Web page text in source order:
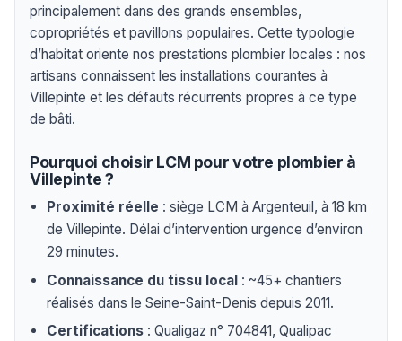
principalement dans des grands ensembles,
copropriétés et pavillons populaires. Cette typologie
d’habitat oriente nos prestations plombier locales : nos
artisans connaissent les installations courantes à
Villepinte et les défauts récurrents propres à ce type
de bâti.
Pourquoi choisir LCM pour votre plombier à
Villepinte ?
Proximité réelle : siège LCM à Argenteuil, à 18 km
de Villepinte. Délai d’intervention urgence d’environ
29 minutes.
Connaissance du tissu local : ~45+ chantiers
réalisés dans le Seine-Saint-Denis depuis 2011.
Certifications : Qualigaz n° 704841, Qualipac